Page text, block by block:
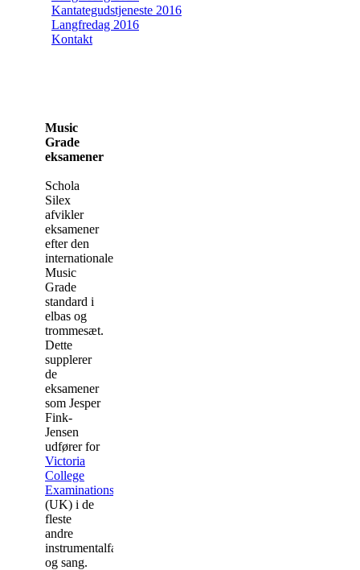
Kantategudstjeneste 2016
Langfredag 2016
Kontakt
Music
Grade
eksamener
Schola
Silex
afvikler
eksamener
efter den
internationale
Music
Grade
standard i
elbas og
trommesæt.
Dette
supplerer
de
eksamener
som Jesper
Fink-
Jensen
udfører for
Victoria
College
Examinations
(UK) i de
fleste
andre
instrumentalfag
og sang.